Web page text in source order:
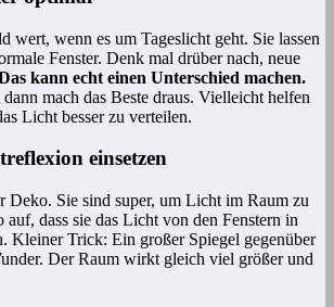
wert, wenn es um Tageslicht geht. Sie lassen
Fenster. Denk mal drüber nach, neue
kann echt einen Unterschied machen.
mach das Beste draus. Vielleicht helfen
Licht besser zu verteilen.
einsetzen
Deko. Sie sind super, um Licht im Raum zu
auf, dass sie das Licht von den Fenstern in
Kleiner Trick: Ein großer Spiegel gegenüber
Der Raum wirkt gleich viel größer und